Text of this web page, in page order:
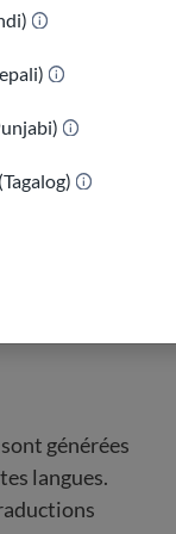
qui
générées
langues.